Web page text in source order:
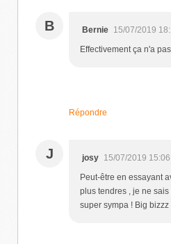
B Bernie 15/07/2019
Effectivement ça n'a
Répondre
J josy 15/07/2019 15:06
Peut-être en essayant
plus tendres , je ne
super sympa ! Big bizzz